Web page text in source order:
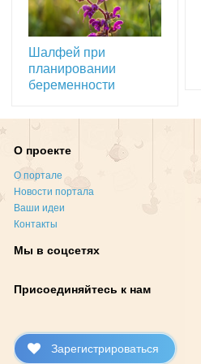
Шалфей при
планировании
беременности
О проекте
О портале
Новости портала
Ваши идеи
Контакты
Мы в соцсетях
Присоединяйтесь к нам
Зарегистрироваться